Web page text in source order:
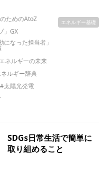
ためのAtoZ
」GX
なった担当者」
ネルギーの未来
ルギー辞典
#太陽光発電
エネルギー基礎
SDGs日常生活で簡単に
取り組めること